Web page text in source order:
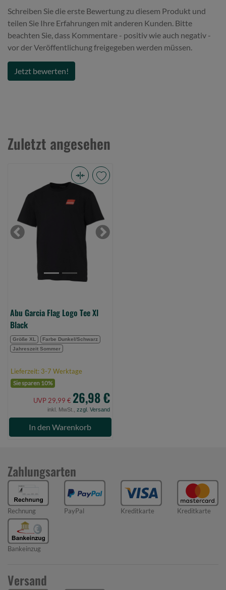
Schreiben Sie die erste Bewertung zu diesem Produkt und
teilen Sie Ihre Erfahrungen mit anderen Kunden. Bitte
beachten Sie, dass Kommentare - positiv wie auch negativ -
vor der Veröffentlichung freigegeben werden müssen.
Jetzt bewerten!
Zuletzt angesehen
Garcia
Flag
Logo
TeePrevious Next
Abu Garcia Flag Logo Tee Xl
Black
Größe XL
Farbe Dunkel/Schwarz
Jahreszeit Sommer
Lieferzeit: 3-7 Werktage
Sie sparen 10%
UVP 29,99 € 26,98 €
inkl. MwSt., zzgl. Versand
In den Warenkorb
Zahlungsarten
Rechnung PayPal Kreditkarte Kreditkarte
Bankeinzug
Versand